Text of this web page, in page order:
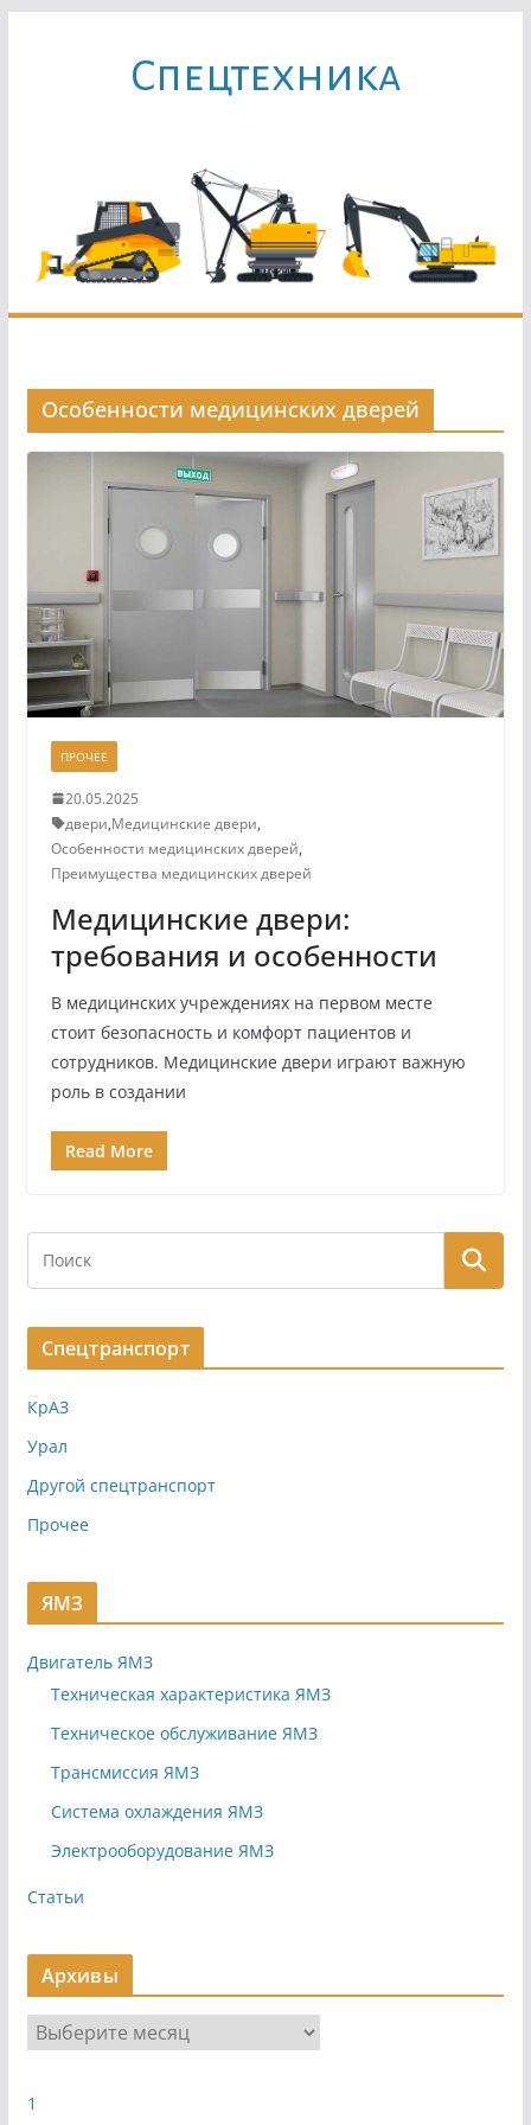
содержимомуCпецтехника
Особенности медицинских дверей
ПРОЧЕЕ
20.05.2025
двери,Медицинские двери,
Особенности медицинских дверей,
Преимущества медицинских дверей
Медицинские двери:
требования и особенности
В медицинских учреждениях на первом месте
стоит безопасность и комфорт пациентов и
сотрудников. Медицинские двери играют важную
роль в создании
Read More
Спецтранспорт
КрАЗ
Урал
Другой спецтранспорт
Прочее
ЯМЗ
Двигатель ЯМЗ
Техническая характеристика ЯМЗ
Техническое обслуживание ЯМЗ
Трансмиссия ЯМЗ
Система охлаждения ЯМЗ
Электрооборудование ЯМЗ
Статьи
Архивы
р
и
1